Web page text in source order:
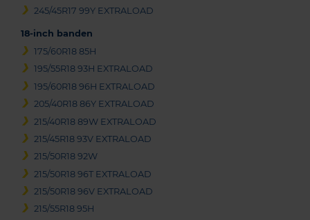
245/45R17 99Y EXTRALOAD
18-inch banden
175/60R18 85H
195/55R18 93H EXTRALOAD
195/60R18 96H EXTRALOAD
205/40R18 86Y EXTRALOAD
215/40R18 89W EXTRALOAD
215/45R18 93V EXTRALOAD
215/50R18 92W
215/50R18 96T EXTRALOAD
215/50R18 96V EXTRALOAD
215/55R18 95H